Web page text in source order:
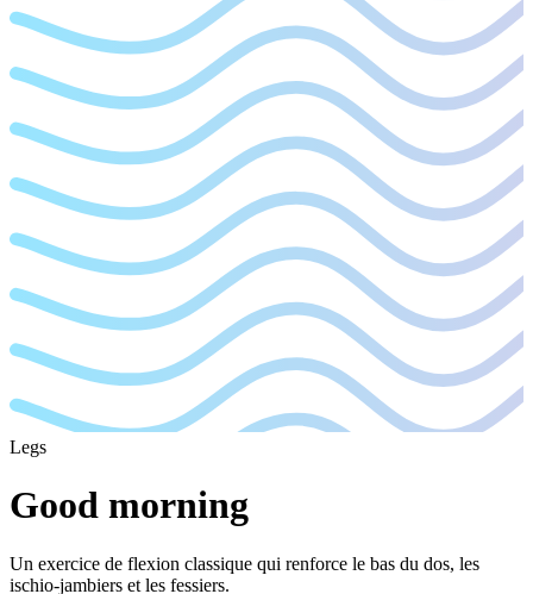
Legs
Good morning
Un exercice de flexion classique qui renforce le bas du dos, les
ischio-jambiers et les fessiers.